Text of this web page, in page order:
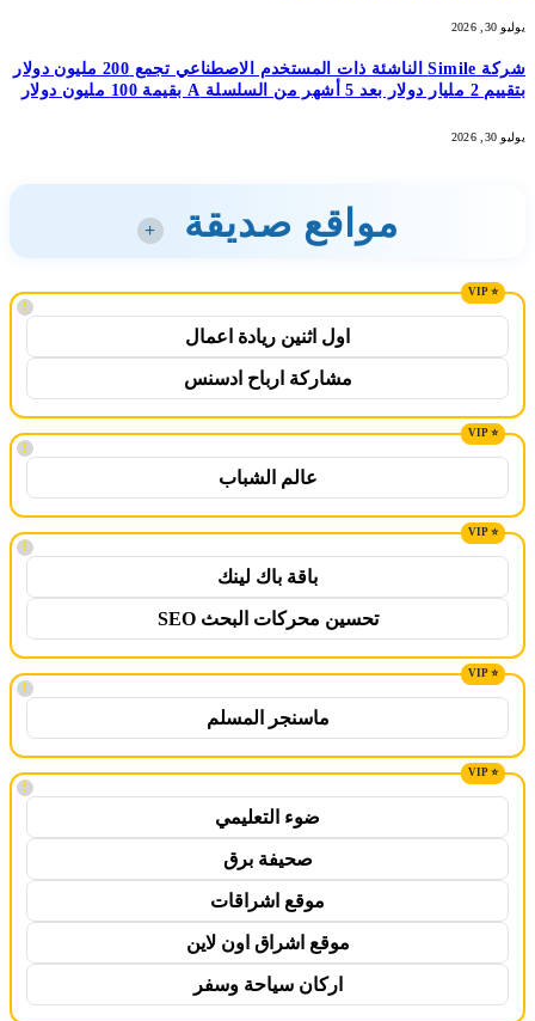
يوليو 30, 2026
شركة Simile الناشئة ذات المستخدم الاصطناعي تجمع 200 مليون دولار
بتقييم 2 مليار دولار بعد 5 أشهر من السلسلة A بقيمة 100 مليون دولار
يوليو 30, 2026
مواقع صديقة +
!
اول اثنين ريادة اعمال
مشاركة ارباح ادسنس
!
عالم الشباب
!
باقة باك لينك
تحسين محركات البحث SEO
!
ماسنجر المسلم
!
ضوء التعليمي
صحيفة برق
موقع اشراقات
موقع اشراق اون لاين
اركان سياحة وسفر